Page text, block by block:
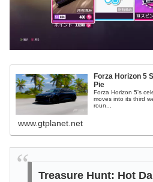
Forza Horizon 5
Pie
Forza Horizon 5's
moves into its third
roun...
www.gtplanet.net
Treasure Hunt: Hot